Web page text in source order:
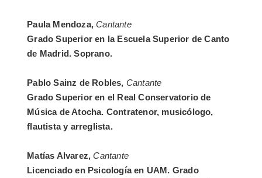
Paula Mendoza,Cantante
Grado Superior en la Escuela Superior de Canto
de Madrid. Soprano.
Pablo Sainz de Robles, Cantante
Grado Superior en el Real Conservatorio de
Música de Atocha. Contratenor, musicólogo,
flautista y arreglista.
Matías Alvarez,Cantante
Licenciado en Psicología en UAM. Grado